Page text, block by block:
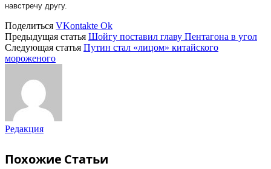
навстречу другу.
Поделиться VKontakte Ok
Предыдущая статья Шойгу поставил главу Пентагона в угол
Следующая статья Путин стал «лицом» китайского
мороженого
Редакция
Похожие Статьи